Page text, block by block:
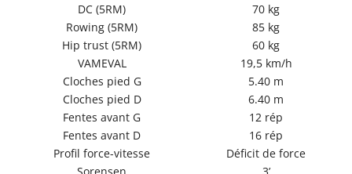
DC (5RM)
70 kg
Rowing (5RM)
85 kg
Hip trust (5RM)
60 kg
VAMEVAL
19,5 km/h
Cloches pied G
5.40 m
Cloches pied D
6.40 m
Fentes avant G
12 rép
Fentes avant D
16 rép
Profil force-vitesse
Déficit de force